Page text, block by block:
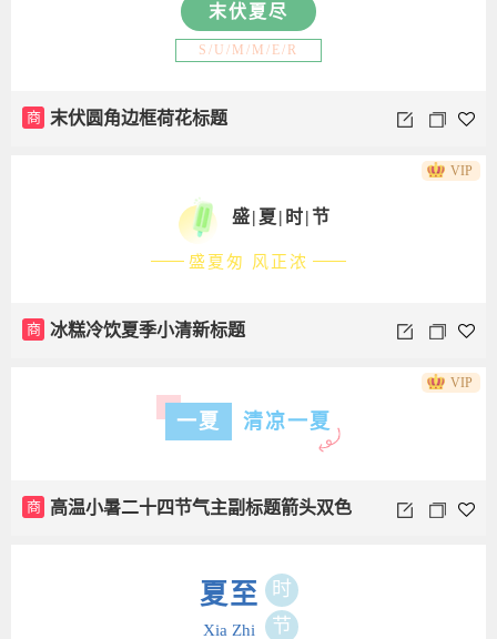
末伏夏尽
S/U/M/M/E/R
商 末伏圆角边框荷花标题
盛|夏|时|节
盛夏匆 风正浓
商 冰糕冷饮夏季小清新标题
VIP
一夏 清凉一夏
商 高温小暑二十四节气主副标题箭头双色
VIP
夏至
Xia Zhi
时
节